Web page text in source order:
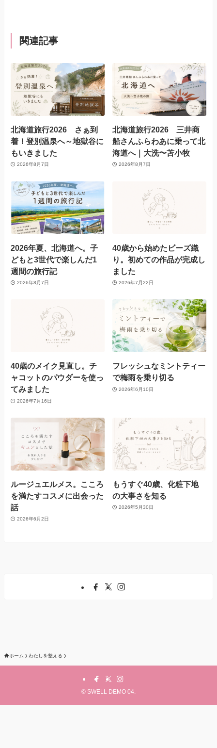
関連記事
北海道旅行2026 さぁ到
着！登別温泉へ～地獄谷に
もいきました
2026年8月7日
北海道旅行2026 三井商
船さんふらわあに乗って北
海道へ｜大洗〜苫小牧
2026年8月7日
2026年夏、北海道へ。子
どもと3世代で楽しんだ1
週間の旅行記
2026年8月7日
40歳から始めたビーズ織
り。初めての作品が完成し
ました
2026年7月22日
40歳のメイク見直し。チ
ャコットのパウダーを使っ
てみました
2026年7月16日
フレッシュなミントティー
で梅雨を乗り切る
2026年6月10日
ルージュエルメス。こころ
を満たすコスメに出会った
話
2026年6月2日
もうすぐ40歳、化粧下地
の大事さを知る
2026年5月30日
ホーム わたしを整える
© SWELL DEMO 04.